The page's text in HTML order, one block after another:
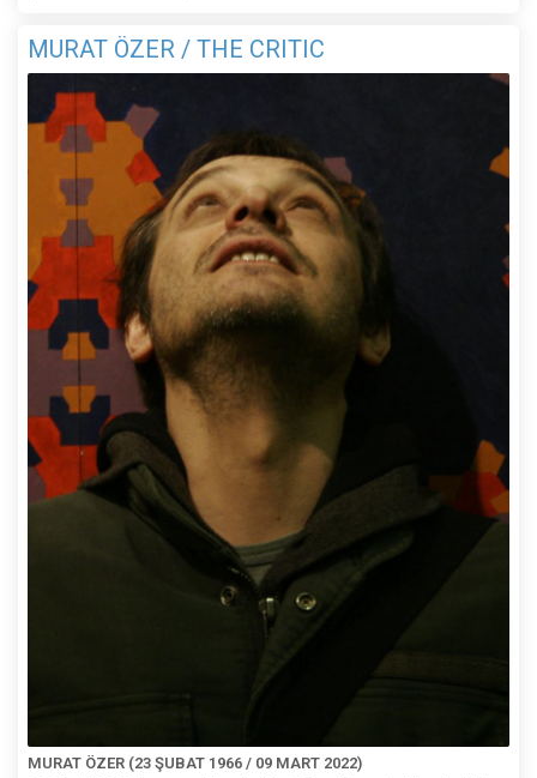
MURAT ÖZER / THE CRITIC
MURAT ÖZER (23 ŞUBAT 1966 / 09 MART 2022)